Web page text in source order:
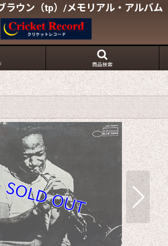
ラウン（tp）/メモリアル・アルバム
商品検索